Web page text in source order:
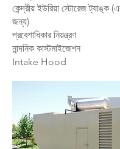
কেন্দ্রীয় ইউরিয়া স্টোরেজ ট্যাঙ্ক
জন্য)
প্রবেশাধিকার নিয়ন্ত্রণ
নান্দনিক কাস্টমাইজেশন
Intake Hood​